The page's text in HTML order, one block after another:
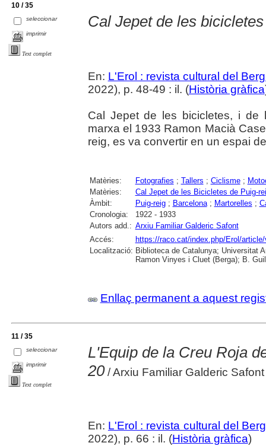
10 / 35
seleccionar
imprimir
Text complet
Cal Jepet de les bicicletes
En: L'Erol : revista cultural del
2022), p. 48-49 : il. (Història gràfica
Cal Jepet de les bicicletes, i de
marxa el 1933 Ramon Macià
reig, es va convertir en un espai
Matèries: Fotografies ; Tallers ; Ciclisme;
Matèries:
Cal Jepet de les Bicicletes de Puig-
Àmbit:
Puig-reig; Barcelona; Martorelles ;
Cronologia:
1922 - 1933
Autors add.: Arxiu Familiar Galderic Safont
Accés:
https://raco.cat/index.php/Erol/article/
Localització: Biblioteca de Catalunya; Universitat
Ramon Vinyes i Cluet (Berga); B.
Enllaç permanent a aquest
11 / 35
seleccionar
imprimir
Text complet
L'Equip de la Creu Roja
20/ Arxiu Familiar Galderic Safont
En: L'Erol : revista cultural del
2022), p. 66 : il. (Història gràfica)